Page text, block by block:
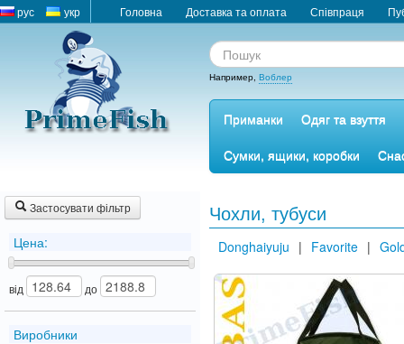
рус укр Головна Доставка та оплата Співпраця
Например, Воблер
Приманки
Одяг та взуття
Сумки, ящики, коробки
Застосувати фільтр
Цена:
від до
Виробники
Чохли, тубуси
Donghaiyuju | Favorite |